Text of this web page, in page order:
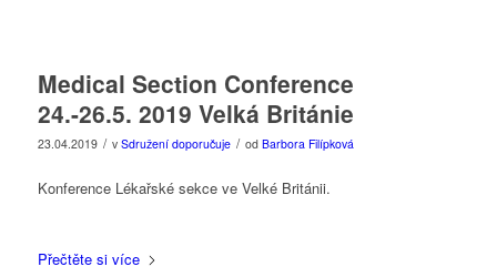
Medical Section Conference
24.-26.5. 2019 Velká Británie
23.04.2019 / v Sdružení doporučuje / od Barbora Filípková
Konference Lékařské sekce ve Velké Británii.
Přečtěte si více